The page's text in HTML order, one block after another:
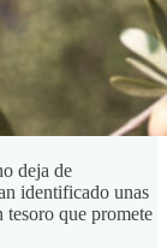
deja de
identificado unas
que promete